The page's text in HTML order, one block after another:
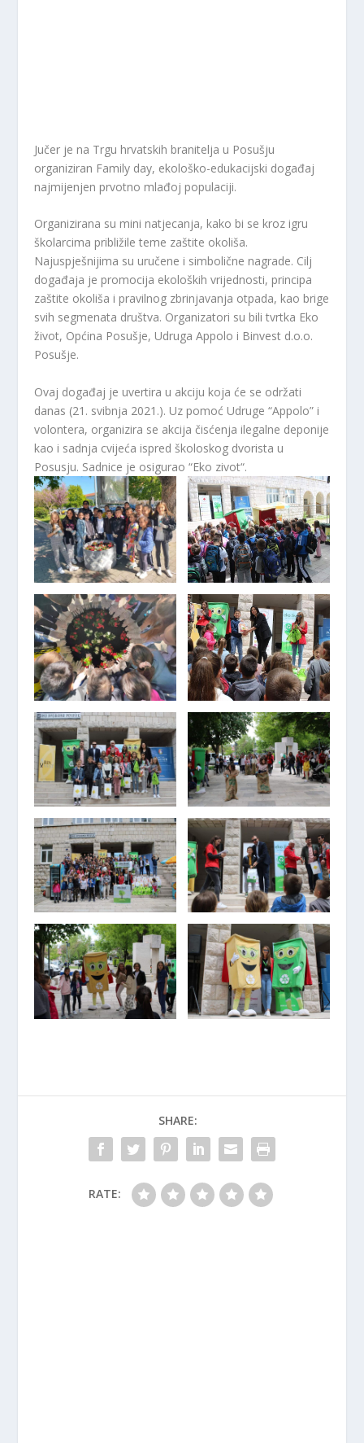
Jučer je na Trgu hrvatskih branitelja u Posušju
organiziran Family day, ekološko-edukacijski događaj
najmijenjen prvotno mlađoj populaciji.
Organizirana su mini natjecanja, kako bi se kroz igru
školarcima približile teme zaštite okoliša.
Najuspješnijima su uručene i simbolične nagrade. Cilj
događaja je promocija ekoloških vrijednosti, principa
zaštite okoliša i pravilnog zbrinjavanja otpada, kao brige
svih segmenata društva. Organizatori su bili tvrtka Eko
život, Općina Posušje, Udruga Appolo i Binvest d.o.o.
Posušje.
Ovaj događaj je uvertira u akciju koja će se održati
danas (21. svibnja 2021.). Uz pomoć Udruge “Appolo” i
volontera, organizira se akcija čisćenja ilegalne deponije
kao i sadnja cvijeća ispred školoskog dvorista u
Posusju. Sadnice je osigurao “Eko zivot“.
SHARE:
RATE: